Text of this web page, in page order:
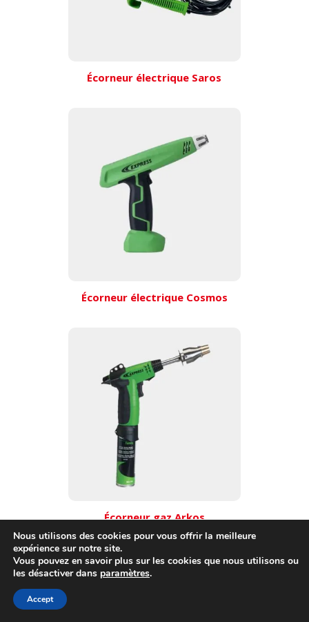
Écorneur électrique Saros
Écorneur électrique Cosmos
Écorneur gaz Arkos
Nous utilisons des cookies pour vous offrir la meilleure
expérience sur notre site.
Vous pouvez en savoir plus sur les cookies que nous utilisons ou
les désactiver dans paramètres.
Accept